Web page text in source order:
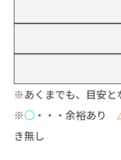
※あくまでも、目安と
※○ ・・・余裕あり
き無し